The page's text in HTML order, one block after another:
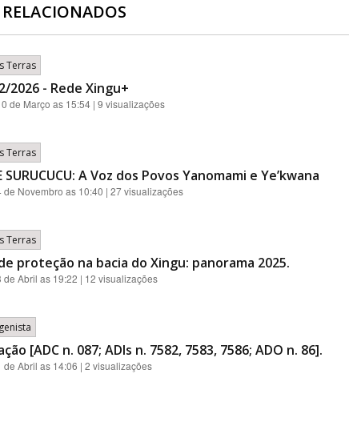
Terras
2026 - Rede Xingu+
de Março as 15:54 | 9 visualizações
Terras
SURUCUCU: A Voz dos Povos Yanomami e Ye’kwana
de Novembro as 10:40 | 27 visualizações
Terras
proteção na bacia do Xingu: panorama 2025.
de Abril as 19:22 | 12 visualizações
[ADC n. 087; ADIs n. 7582, 7583, 7586; ADO n. 86].
de Abril as 14:06 | 2 visualizações